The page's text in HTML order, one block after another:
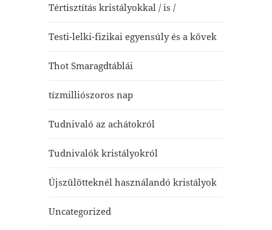
Tértisztítás kristályokkal / is /
Testi-lelki-fizikai egyensúly és a kövek
Thot Smaragdtáblái
tízmilliószoros nap
Tudnivaló az achátokról
Tudnivalók kristályokról
Újszülötteknél használandó kristályok
Uncategorized